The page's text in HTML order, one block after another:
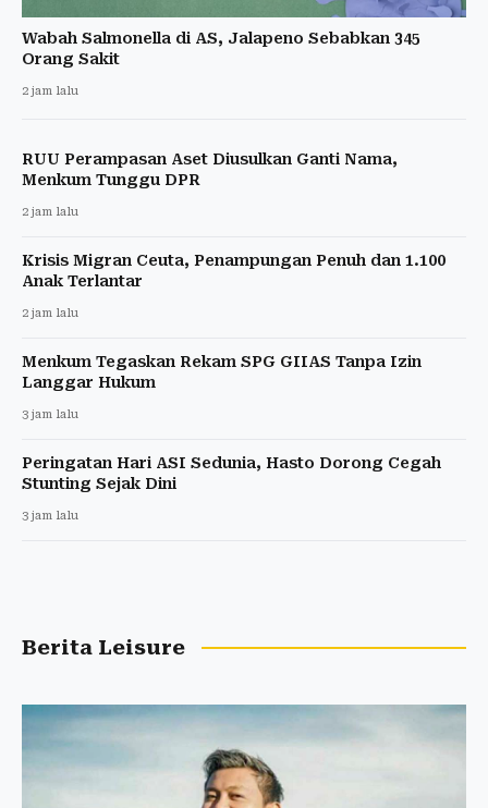
Wabah Salmonella di AS, Jalapeno Sebabkan 345
Orang Sakit
2 jam lalu
RUU Perampasan Aset Diusulkan Ganti Nama,
Menkum Tunggu DPR
2 jam lalu
Krisis Migran Ceuta, Penampungan Penuh dan 1.100
Anak Terlantar
2 jam lalu
Menkum Tegaskan Rekam SPG GIIAS Tanpa Izin
Langgar Hukum
3 jam lalu
Peringatan Hari ASI Sedunia, Hasto Dorong Cegah
Stunting Sejak Dini
3 jam lalu
Berita Leisure